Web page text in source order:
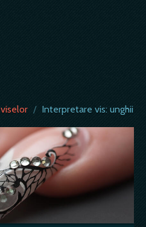
/ Interpretare vis: unghii